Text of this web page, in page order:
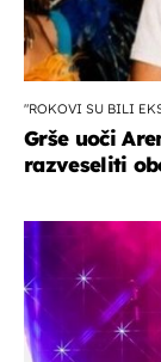
"ROKOVI SU BILI
Grše uoči
razveseliti